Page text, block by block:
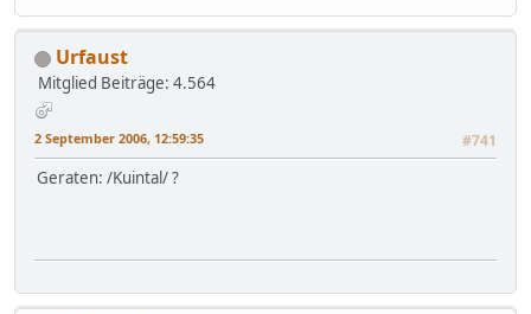
Urfaust
Mitglied Beiträge: 4.564
2 September 2006, 12:59:35 #741
Geraten: /Kuintal/ ?